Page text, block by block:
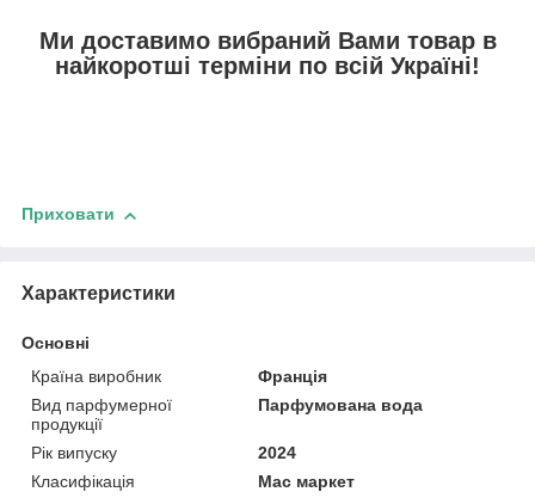
Ми доставимо вибраний Вами товар в
найкоротші терміни по всій Україні!
Приховати
Характеристики
Основні
Країна виробник
Франція
Вид парфумерної
продукції
Парфумована вода
Рік випуску
2024
Класифікація
Мас маркет